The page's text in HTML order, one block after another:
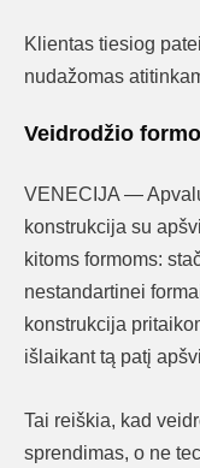
Klientas tiesiog
nudažomas
Veidrodžio
VENECIJA —
konstrukcija su
kitoms formoms:
nestandartinei
konstrukcija
išlaikant tą patį
Tai reiškia, kad
sprendimas, o ne